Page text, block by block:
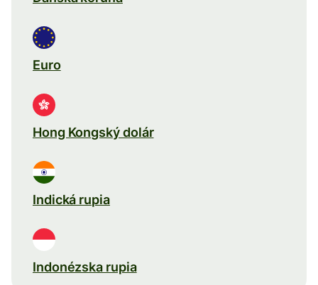
Euro
Hong Kongský dolár
Indická rupia
Indonézska rupia